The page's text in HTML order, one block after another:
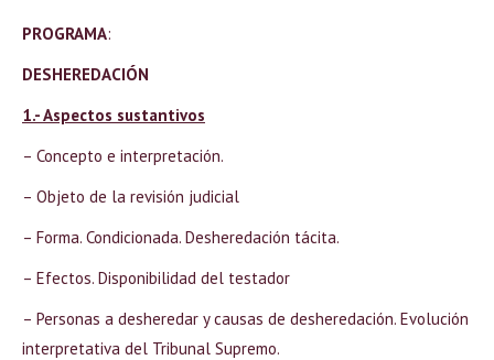
PROGRAMA:
DESHEREDACIÓN
1.- Aspectos sustantivos
– Concepto e interpretación.
– Objeto de la revisión judicial
– Forma. Condicionada. Desheredación tácita.
– Efectos. Disponibilidad del testador
– Personas a desheredar y causas de desheredación. Evolución
interpretativa del Tribunal Supremo.